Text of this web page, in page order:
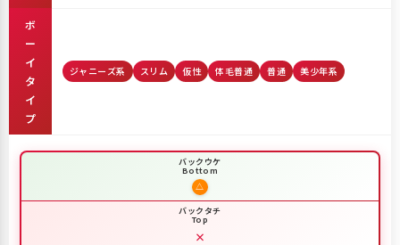
ボ
ー
イ
タ
イ
プ
ジャニーズ系 スリム 仮性 体毛普通 普通 美少年系
バックウケ
Bottom
△
バックタチ
Top
×